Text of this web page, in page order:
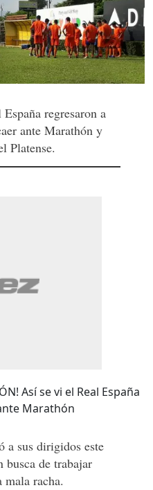
regresaron a
ante Marathón y
Platense.
a sus dirigidos este
busca de trabajar
mala racha.